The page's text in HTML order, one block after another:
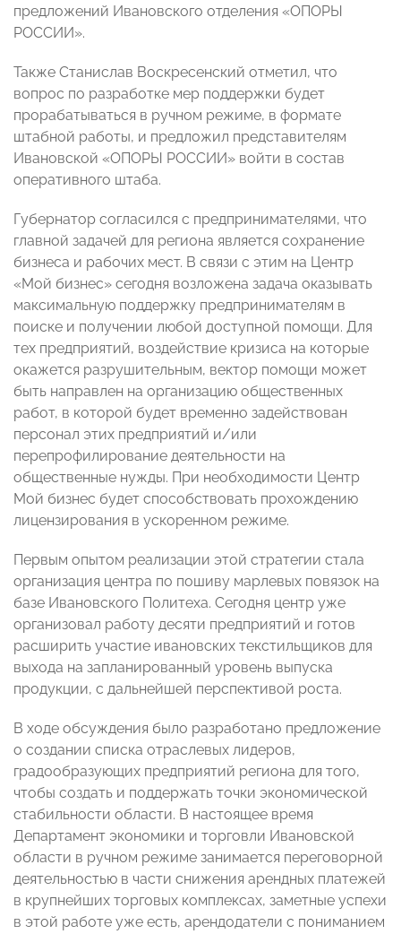
предложений Ивановского отделения «ОПОРЫ
РОССИИ».
Также Станислав Воскресенский отметил, что
вопрос по разработке мер поддержки будет
прорабатываться в ручном режиме, в формате
штабной работы, и предложил представителям
Ивановской «ОПОРЫ РОССИИ» войти в состав
оперативного штаба.
Губернатор согласился с предпринимателями, что
главной задачей для региона является сохранение
бизнеса и рабочих мест. В связи с этим на Центр
«Мой бизнес» сегодня возложена задача оказывать
максимальную поддержку предпринимателям в
поиске и получении любой доступной помощи. Для
тех предприятий, воздействие кризиса на которые
окажется разрушительным, вектор помощи может
быть направлен на организацию общественных
работ, в которой будет временно задействован
персонал этих предприятий и/или
перепрофилирование деятельности на
общественные нужды. При необходимости Центр
Мой бизнес будет способствовать прохождению
лицензирования в ускоренном режиме.
Первым опытом реализации этой стратегии стала
организация центра по пошиву марлевых повязок на
базе Ивановского Политеха. Сегодня центр уже
организовал работу десяти предприятий и готов
расширить участие ивановских текстильщиков для
выхода на запланированный уровень выпуска
продукции, с дальнейшей перспективой роста.
В ходе обсуждения было разработано предложение
о создании списка отраслевых лидеров,
градообразующих предприятий региона для того,
чтобы создать и поддержать точки экономической
стабильности области. В настоящее время
Департамент экономики и торговли Ивановской
области в ручном режиме занимается переговорной
деятельностью в части снижения арендных платежей
в крупнейших торговых комплексах, заметные успехи
в этой работе уже есть, арендодатели с пониманием